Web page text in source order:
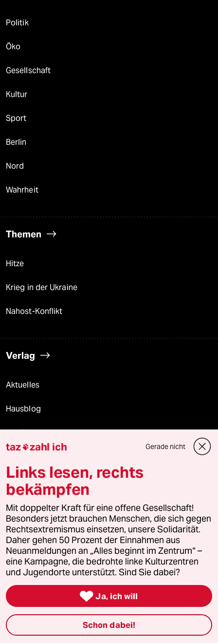
Politik
Öko
Gesellschaft
Kultur
Sport
Berlin
Nord
Wahrheit
Themen
Hitze
Krieg in der Ukraine
Nahost-Konflikt
Verlag
Aktuelles
Hausblog
Presse
Unterstützen
abo
genossenschaft
taz zahl ich
recherchefonds ausland
taz zahl ich Gerade nicht
Links lesen, rechts
bekämpfen
Mit doppelter Kraft für eine offene Gesellschaft!
Besonders jetzt brauchen Menschen, die sich gegen
Rechtsextremismus einsetzen, unsere Solidarität.
Daher gehen 50 Prozent der Einnahmen aus
Neuanmeldungen an „Alles beginnt im Zentrum“ –
eine Kampagne, die bedrohte linke Kulturzentren
und Jugendorte unterstützt. Sind Sie dabei?
 Ja, ich will
Schon dabei!